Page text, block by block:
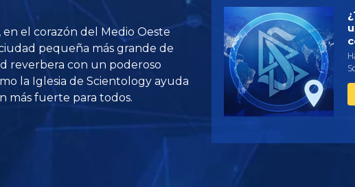
el corazón del Medio Oeste
pequeña más grande de
reverbera con un poderoso
la Iglesia de Scientology ayuda
más fuerte para todos.